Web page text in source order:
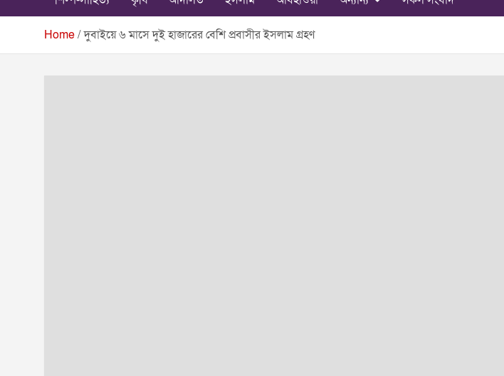
Home দুবাইয়ে ৬ মাসে দুই হাজারের বেশি প্রবাসীর ইসলাম গ্রহণ